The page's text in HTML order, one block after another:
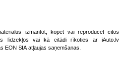
izmantot, kopēt vai reproducēt citos
līdzekļos vai kā citādi rīkoties ar iAuto.lv
EON SIA atļaujas saņemšanas.